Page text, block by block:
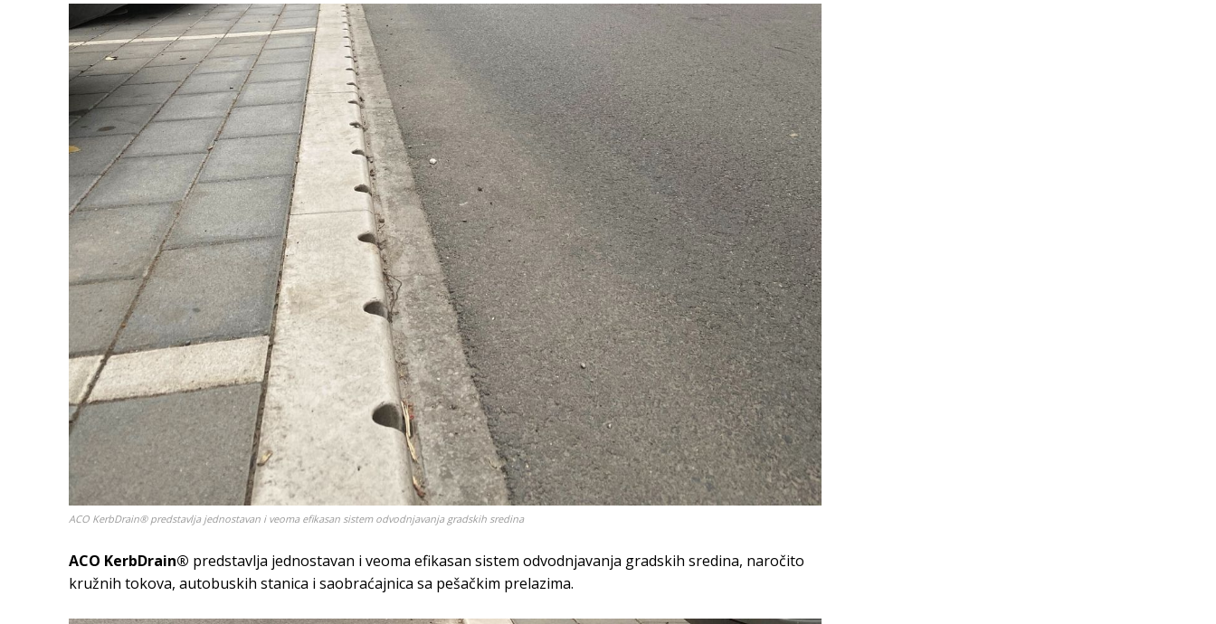
ACO KerbDrain® predstavlja jednostavan i veoma efikasan sistem odvodnjavanja gradskih sredina
ACO KerbDrain® predstavlja jednostavan i veoma efikasan sistem odvodnjavanja gradskih sredina, naročito
kružnih tokova, autobuskih stanica i saobraćajnica sa pešačkim prelazima.